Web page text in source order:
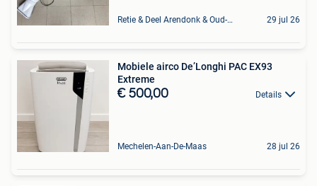
Retie & Deel Arendonk & Oud-Turnhout 29 jul 26
Mobiele airco De’Longhi PAC EX93
Extreme
€ 500,00 Details
Mechelen-Aan-De-Maas 28 jul 26